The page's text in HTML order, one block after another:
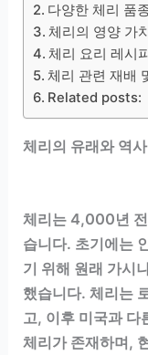
다양한 체리 품
체리의 영양 가
체리 요리 레시
체리 관련 재배
Related posts:
체리의 유래와 역사
체리는 4,000년
습니다. 초기에는
기 위해 원래 가시
했습니다. 체리는
고, 이후 미국과 다
체리가 존재하며,